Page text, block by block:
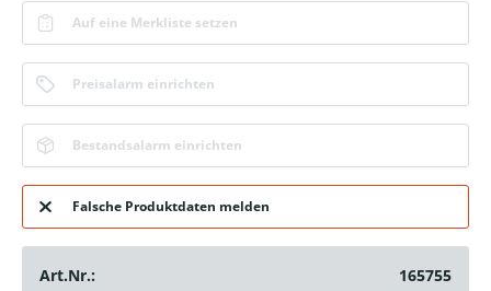
Auf eine Merkliste setzen
Preisalarm einrichten
Bestandsalarm einrichten
Falsche Produktdaten melden
Art.Nr.:
165755